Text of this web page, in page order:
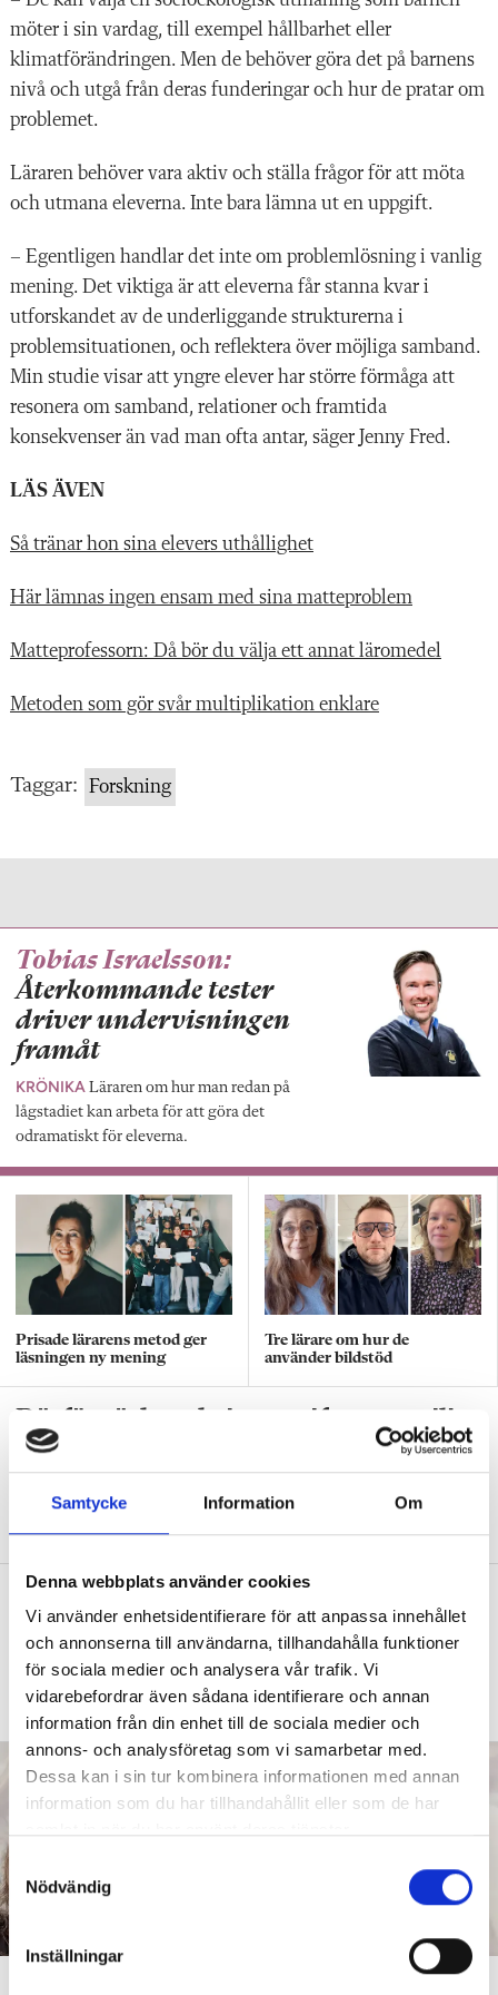
Samtycke Information Om
Denna webbplats använder cookies
Vi använder enhetsidentifierare för att anpassa innehållet
och annonserna till användarna, tillhandahålla funktioner
för sociala medier och analysera vår trafik. Vi
vidarebefordrar även sådana identifierare och annan
information från din enhet till de sociala medier och
annons- och analysföretag som vi samarbetar med.
Dessa kan i sin tur kombinera informationen med annan
information som du har tillhandahållit eller som de har
S
a
m
t
Nödvändig
Inställningar
möter i sin vardag, till exempel hållbarhet eller
klimatförändringen. Men de behöver göra det på barnens
nivå och utgå från deras funderingar och hur de pratar om
problemet.
Läraren behöver vara aktiv och ställa frågor för att möta
och utmana eleverna. Inte bara lämna ut en uppgift.
– Egentligen handlar det inte om problemlösning i vanlig
mening. Det viktiga är att eleverna får stanna kvar i
utforskandet av de underliggande strukturerna i
problemsituationen, och reflektera över möjliga samband.
Min studie visar att yngre elever har större förmåga att
resonera om samband, relationer och framtida
konsekvenser än vad man ofta antar, säger Jenny Fred.
LÄS ÄVEN
Så tränar hon sina elevers uthållighet
Här lämnas ingen ensam med sina matteproblem
Matteprofessorn: Då bör du välja ett annat läromedel
Metoden som gör svår multiplikation enklare
Taggar: Forskning
Tobias Israelsson:
Återkommande tester
driver undervisningen
framåt
KRÖNIKA Läraren om hur man redan på
lågstadiet kan arbeta för att göra det
odramatiskt för eleverna.
Prisade lärarens metod ger
läsningen ny mening
Tre lärare om hur de
använder bildstöd
Därför väcker skrivuppgifter motvilja
hos elever
eftersom de då inte heller lär sig så mycket.
Intensivträning stärker flerspråkiga
elevers ordförråd
SPRÅKSVEKET”Kan du inte landets språk
hamnar du i ett utanförskap.”